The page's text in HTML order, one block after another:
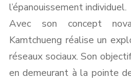
l’épanouissement individuel.
Avec son concept
Kamtchueng réalise un
réseaux sociaux. Son
en demeurant à la pointe